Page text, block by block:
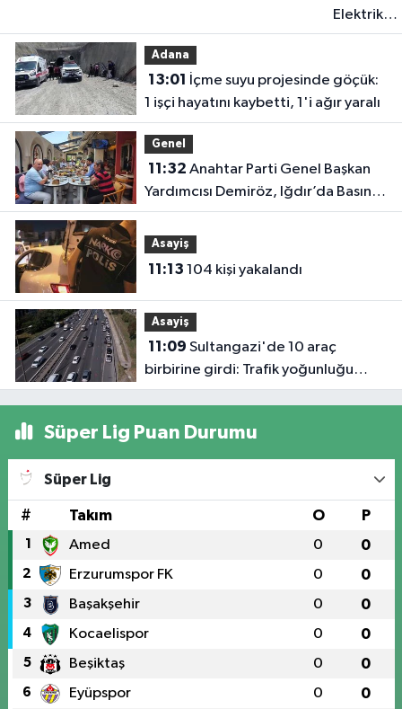
Elektrik
akımına
oldu
Adana
13:01
1 işçi hayatını kaybetti, 1'i ağır yaralı
Genel
11:32
Yardımcısı Demiröz, Iğdır’da Basın
Mensuplarıyla Buluştu
Asayiş
11:13 104 kişi yakalandı
Asayiş
11:09
birbirine girdi: Trafik yoğunluğu
havadan görüntülendi
Süper Lig Puan Durumu
Süper Lig
# Takım O P
1 Amed 0 0
2 Erzurumspor FK 0 0
3 Başakşehir 0 0
4 Kocaelispor 0 0
5 Beşiktaş 0 0
6 Eyüpspor 0 0